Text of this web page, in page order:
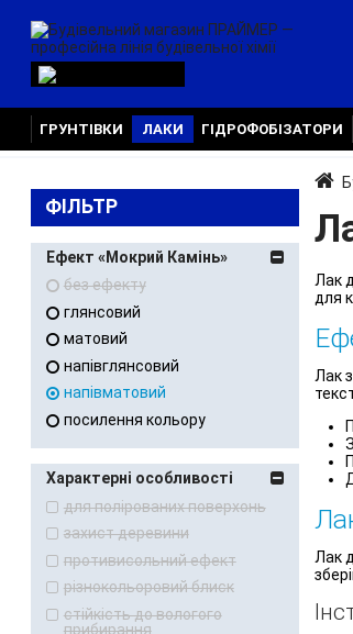
ГРУНТІВКИ ЛАКИ ГІДРОФОБІЗАТОРИ
Лак
для
Лак
Лак
ФІЛЬТР
Ефект «Мокрий Камінь»
без ефекту
глянсовий
матовий
напівглянсовий
напівматовий
посилення кольору
Характерні особливості
для полірованих поверхонь
захист деревини
противисольний ефект
різнокольоровий блиск
стійкість до вологого
прибирання